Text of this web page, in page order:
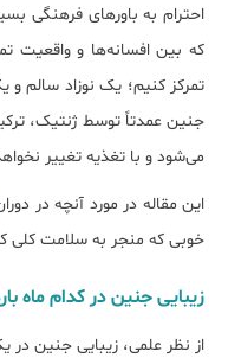
احترام به باورهای فرهنگی
که بین افسانه‌ها و واقعیت
تمرکز کنیم؛ یک نوزاد سالم
می‌شود و با تغذیه تغییر
این مقاله در مورد آنچه در
خوبی که منجر به سلامت
زیبایی جنین در کدام ﻣﺎه
از نظر علمی، زیبایی جنین